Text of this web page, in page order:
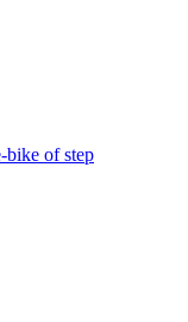
bike of step